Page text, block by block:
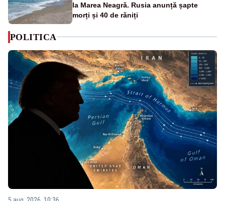
la Marea Neagră. Rusia anunță șapte
morți și 40 de răniți
POLITICA